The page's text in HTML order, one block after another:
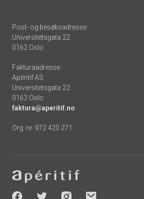
Post- og besøksadresse:
Universitetsgata 22
0162 Oslo
Fakturaadresse:
Apéritif AS
Universitetsgata 22
0162 Oslo
faktura@aperitif.no
Org. nr. 972 420 271
-